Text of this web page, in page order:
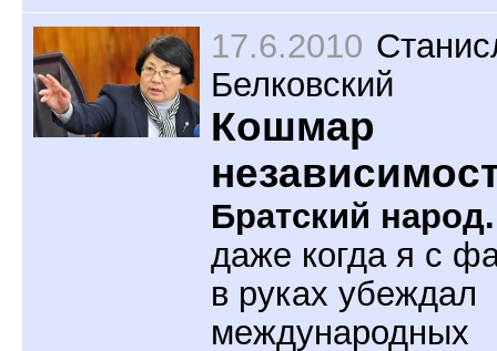
17.6.2010
Белковский
Кошмар
Братский
даже когда я с
в руках убеждал
международных